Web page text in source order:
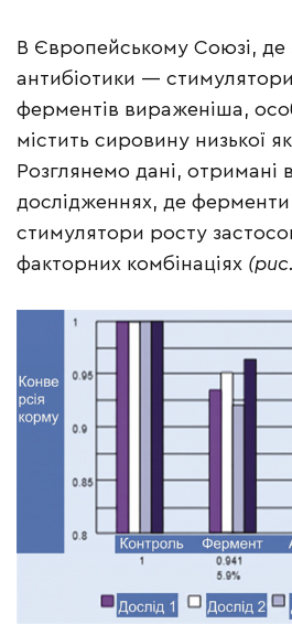
В Європейському Союзі, де
антибіотики —
ферментів вираженіша,
містить сировину низької
Розглянемо дані, отримані
дослідженнях, де ферменти
стимулятори росту
факторних комбінаціях